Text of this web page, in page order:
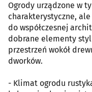
Ogrody urządzone w
charakterystyczne,
do współczesnej
dobrane elementy
przestrzeń wokół
dworków.
- Klimat ogrodu